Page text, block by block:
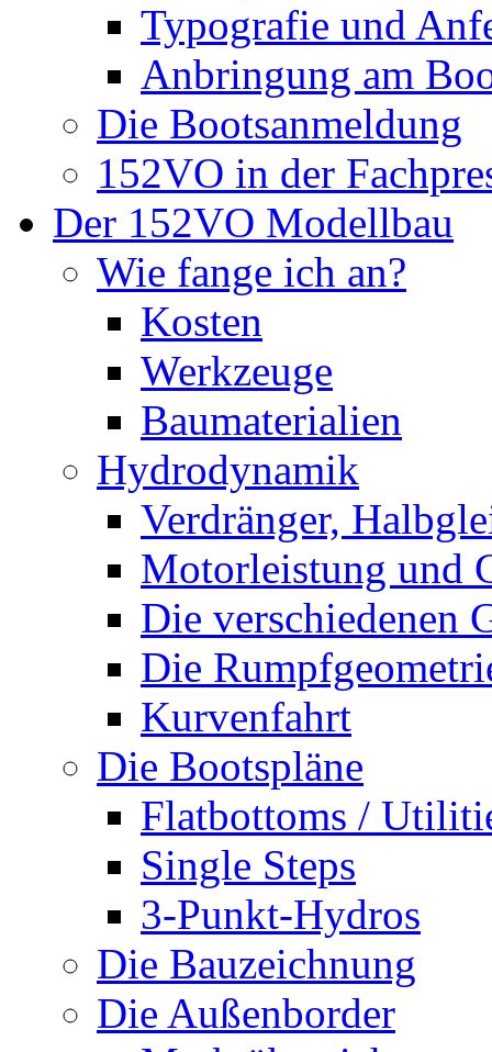
Typografie und
Anbringung am
Die Bootsanmeldung
152VO in der
Der 152VO Modellbau
Wie fange ich an?
Kosten
Werkzeuge
Baumaterialien
Hydrodynamik
Verdränger,
Motorleistung und
Die verschiedenen
Die
Kurvenfahrt
Die Bootspläne
Flatbottoms /
Single Steps
3-Punkt-Hydros
Die Bauzeichnung
Die Außenborder